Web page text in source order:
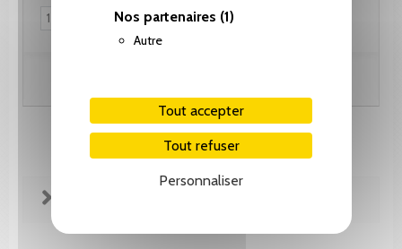
Nos partenaires (1)
Autre
Tout accepter
Tout refuser
Personnaliser